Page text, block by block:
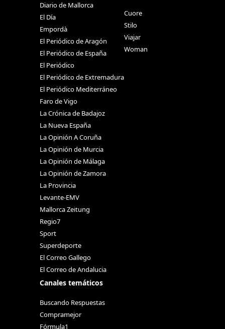
Diario de Mallorca
El Día
Empordà
El Periódico de Aragón
El Periódico de España
El Periódico
El Periódico de Extremadura
El Periódico Mediterráneo
Faro de Vigo
La Crónica de Badajoz
La Nueva España
La Opinión A Coruña
La Opinión de Murcia
La Opinión de Málaga
La Opinión de Zamora
La Provincia
Levante-EMV
Mallorca Zeitung
Regio7
Sport
Superdeporte
El Correo Gallego
El Correo de Andalucia
Canales temáticos
Buscando Respuestas
Compramejor
Fórmula1
Cuore
Stilo
Viajar
Woman